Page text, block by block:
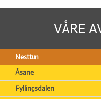
VÅRE
Nesttun
Åsane
Fyllingsdalen